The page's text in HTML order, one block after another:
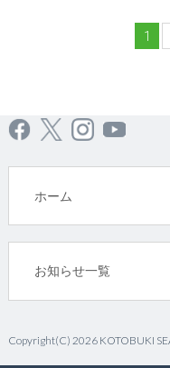
1
ホーム
お知らせ一覧
Copyright(C) 2026 KOTOBUKI